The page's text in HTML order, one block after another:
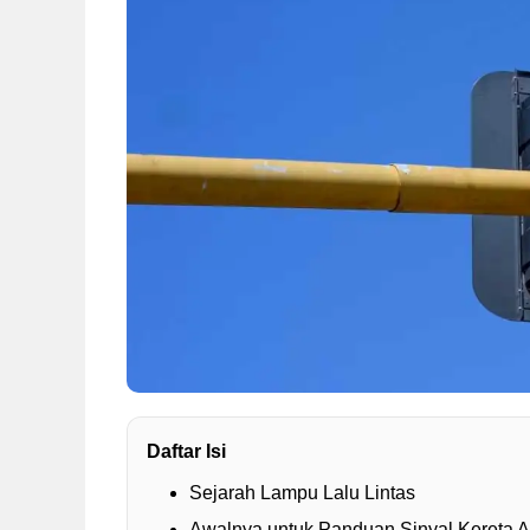
Daftar Isi
Sejarah Lampu Lalu Lintas